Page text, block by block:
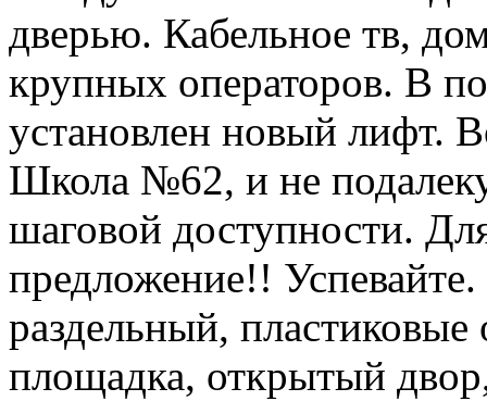
дверью. Кабельное тв,
крупных операторов. В
установлен новый лифт.
Школа №62, и не
шаговой доступности.
предложение!!
раздельный, пластиковые
площадка, открытый